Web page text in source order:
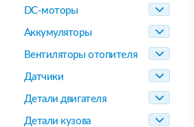
DC-моторы
Аккумуляторы
Вентиляторы отопителя
Датчики
Детали двигателя
Детали кузова